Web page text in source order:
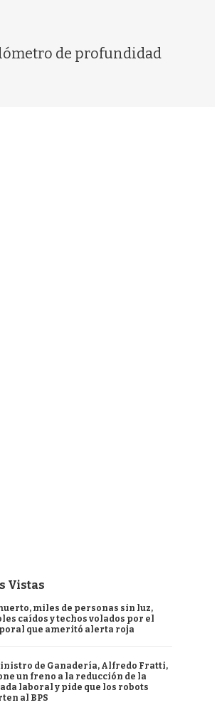
de profundidad
Vistas
miles de personas sin luz,
caídos y techos volados por el
que ameritó alerta roja
de Ganadería, Alfredo Fratti,
un freno a la reducción de la
laboral y pide que los robots
al BPS